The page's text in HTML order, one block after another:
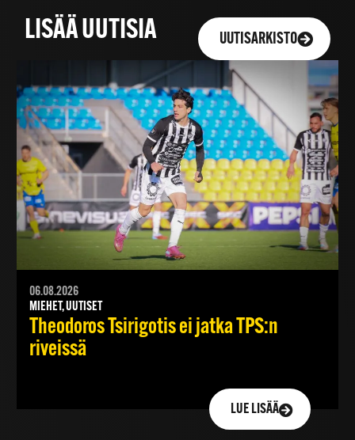
LISÄÄ UUTISIA UUTISARKISTO
06.08.2026
MIEHET, UUTISET
Theodoros Tsirigotis ei jatka TPS:n
riveissä
LUE LISÄÄ